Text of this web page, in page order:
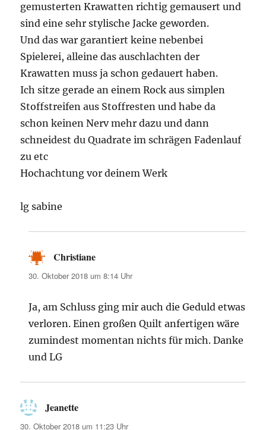
gemusterten Krawatten richtig gemausert und
sind eine sehr stylische Jacke geworden.
Und das war garantiert keine nebenbei
Spielerei, alleine das auschlachten der
Krawatten muss ja schon gedauert haben.
Ich sitze gerade an einem Rock aus simplen
Stoffstreifen aus Stoffresten und habe da
schon keinen Nerv mehr dazu und dann
schneidest du Quadrate im schrägen Fadenlauf
zu etc
Hochachtung vor deinem Werk
lg sabine
Christiane
30. Oktober 2018 um 8:14 Uhr
Ja, am Schluss ging mir auch die Geduld etwas
verloren. Einen großen Quilt anfertigen wäre
zumindest momentan nichts für mich. Danke
und LG
Jeanette
30. Oktober 2018 um 11:23 Uhr